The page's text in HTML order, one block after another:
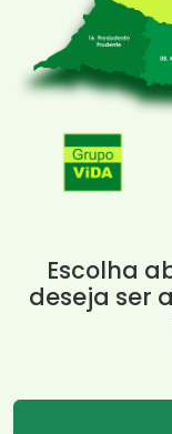
Escolha
deseja ser